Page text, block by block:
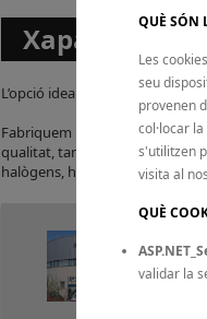
QUÈ SÓN
Les
seu
provenen
col·locar
s'utilitzen
visita al
QUÈ
validar la
Xapa
L’opció ideal per a la
Fabriquem la base amb
qualitat, tant de tall com
halògens, halogenurs, amb